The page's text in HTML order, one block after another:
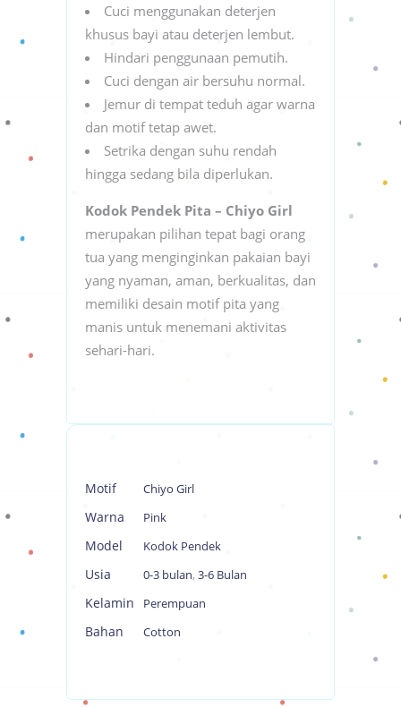
Cuci menggunakan deterjen
khusus bayi atau deterjen lembut.
Hindari penggunaan pemutih.
Cuci dengan air bersuhu normal.
Jemur di tempat teduh agar warna
dan motif tetap awet.
Setrika dengan suhu rendah
hingga sedang bila diperlukan.
Kodok Pendek Pita – Chiyo Girl
merupakan pilihan tepat bagi orang
tua yang menginginkan pakaian bayi
yang nyaman, aman, berkualitas, dan
memiliki desain motif pita yang
manis untuk menemani aktivitas
sehari-hari.
Motif Chiyo Girl
Warna Pink
Model Kodok Pendek
Usia 0-3 bulan, 3-6 Bulan
Kelamin Perempuan
Bahan Cotton